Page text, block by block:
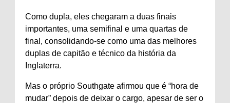
Como dupla, eles chegaram a duas finais
importantes, uma semifinal e uma quartas de
final, consolidando-se como uma das melhores
duplas de capitão e técnico da história da
Inglaterra.
Mas o próprio Southgate afirmou que é “hora de
mudar” depois de deixar o cargo, apesar de ser o